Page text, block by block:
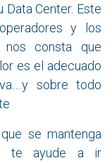
Center. Este
y los
nos consta que
es el adecuado
sobre todo
se mantenga
te ayude a ir